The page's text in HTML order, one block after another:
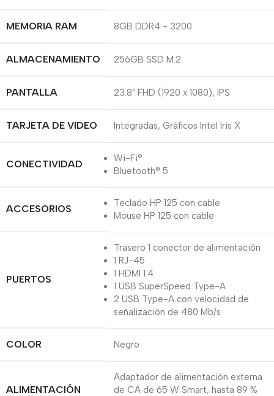
MEMORIA RAM 8GB DDR4 - 3200
ALMACENAMIENTO 256GB SSD M.2
PANTALLA 23.8″ FHD (1920 x 1080), IPS
TARJETA DE VIDEO Integradas, Gráficos Intel Iris X
CONECTIVIDAD
Wi-Fi®
Bluetooth® 5
ACCESORIOS
Teclado HP 125 con cable
Mouse HP 125 con cable
PUERTOS
Trasero 1 conector de alimentación
1 RJ-45
1 HDMI 1.4
1 USB SuperSpeed Type-A
2 USB Type-A con velocidad de
señalización de 480 Mb/s
COLOR Negro
ALIMENTACIÓN
Adaptador de alimentación externa
de CA de 65 W Smart, hasta 89 %